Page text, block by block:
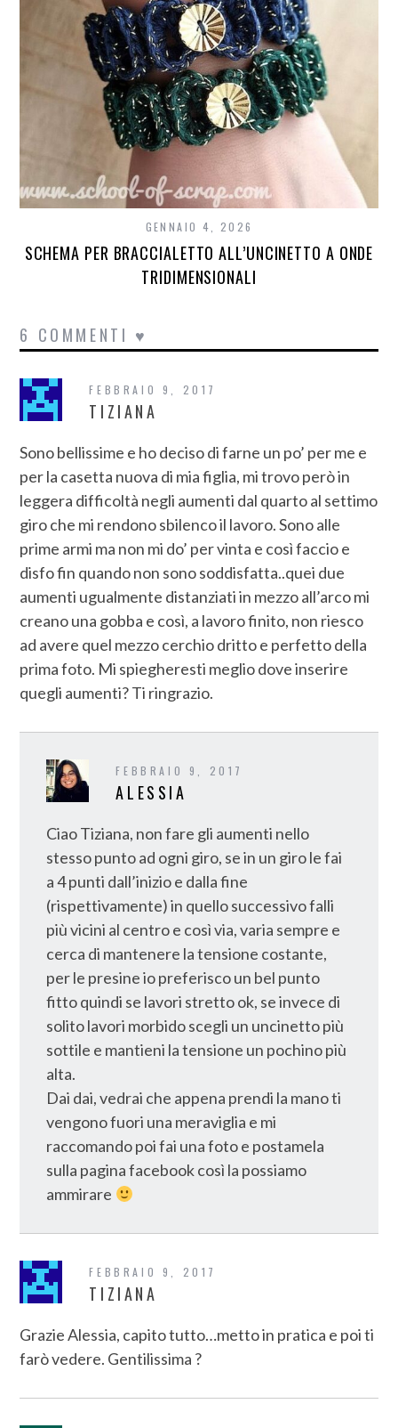
GENNAIO 4, 2026
SCHEMA PER BRACCIALETTO ALL’UNCINETTO A ONDE
TRIDIMENSIONALI
6 COMMENTI ♥
FEBBRAIO 9, 2017
TIZIANA
Sono bellissime e ho deciso di farne un po’ per me e
per la casetta nuova di mia figlia, mi trovo però in
leggera difficoltà negli aumenti dal quarto al settimo
giro che mi rendono sbilenco il lavoro. Sono alle
prime armi ma non mi do’ per vinta e così faccio e
disfo fin quando non sono soddisfatta..quei due
aumenti ugualmente distanziati in mezzo all’arco mi
creano una gobba e così, a lavoro finito, non riesco
ad avere quel mezzo cerchio dritto e perfetto della
prima foto. Mi spiegheresti meglio dove inserire
quegli aumenti? Ti ringrazio.
FEBBRAIO 9, 2017
ALESSIA
Ciao Tiziana, non fare gli aumenti nello
stesso punto ad ogni giro, se in un giro le fai
a 4 punti dall’inizio e dalla fine
(rispettivamente) in quello successivo falli
più vicini al centro e così via, varia sempre e
cerca di mantenere la tensione costante,
per le presine io preferisco un bel punto
fitto quindi se lavori stretto ok, se invece di
solito lavori morbido scegli un uncinetto più
sottile e mantieni la tensione un pochino più
alta.
Dai dai, vedrai che appena prendi la mano ti
vengono fuori una meraviglia e mi
raccomando poi fai una foto e postamela
sulla pagina facebook così la possiamo
ammirare
FEBBRAIO 9, 2017
TIZIANA
Grazie Alessia, capito tutto…metto in pratica e poi ti
farò vedere. Gentilissima ?